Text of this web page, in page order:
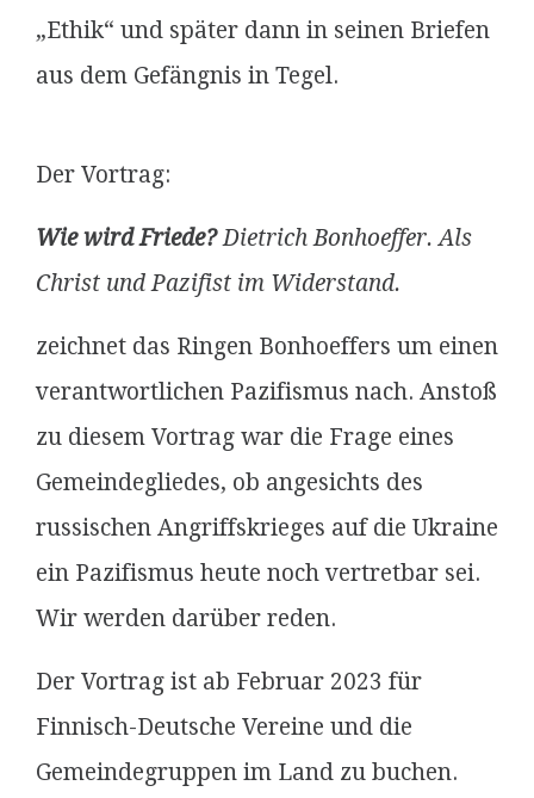
„Ethik“ und später dann in seinen Briefen
aus dem Gefängnis in Tegel.
Der Vortrag:
Wie wird Friede? Dietrich Bonhoeffer. Als
Christ und Pazifist im Widerstand.
zeichnet das Ringen Bonhoeffers um einen
verantwortlichen Pazifismus nach. Anstoß
zu diesem Vortrag war die Frage eines
Gemeindegliedes, ob angesichts des
russischen Angriffskrieges auf die Ukraine
ein Pazifismus heute noch vertretbar sei.
Wir werden darüber reden.
Der Vortrag ist ab Februar 2023 für
Finnisch-Deutsche Vereine und die
Gemeindegruppen im Land zu buchen.